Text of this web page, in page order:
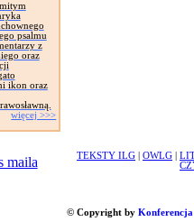
psalmu
z
oraz
ikon oraz
więcej >>>
TEKSTY ILG OWLG
© Copyright by Konferencja